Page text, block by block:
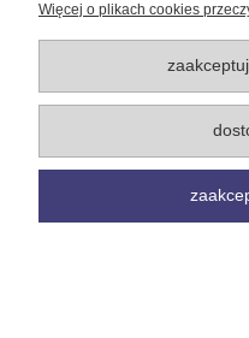
pokaż
Sklep
Więcej o plikach cookies